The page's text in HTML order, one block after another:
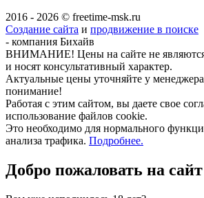
2016 - 2026 © freetime-msk.ru
Создание сайта и продвижение в поиске
- компания Бихайв
ВНИМАНИЕ! Цены на сайте не являются
и носят консультативный характер.
Актуальные цены уточняйте у
понимание!
Работая с этим сайтом, вы даете свое
использование файлов cookie.
Это необходимо для нормального
анализа трафика. Подробнее.
Добро пожаловать на сайт